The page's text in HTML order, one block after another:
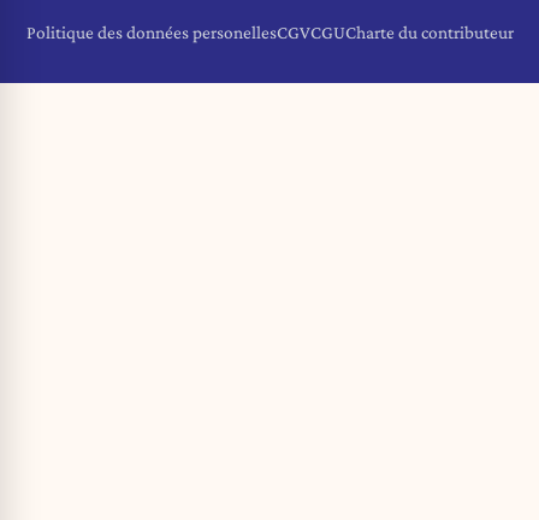
Politique des données personellesCGVCGUCharte du contributeur